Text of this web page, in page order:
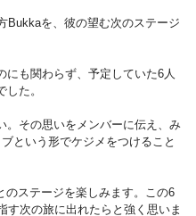
Bukkaを、彼の望む次のステージ
にも関わらず、予定していた6人
た。
。その思いをメンバーに伝え、み
という形でケジメをつけること
のステージを楽しみます。この6
す次の旅に出れたらと強く思いま